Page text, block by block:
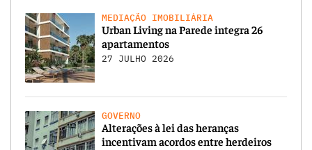
MEDIAÇÃO IMOBILIÁRIA
Urban Living na Parede integra 26
apartamentos
27 JULHO 2026
GOVERNO
Alterações à lei das heranças
incentivam acordos entre herdeiros